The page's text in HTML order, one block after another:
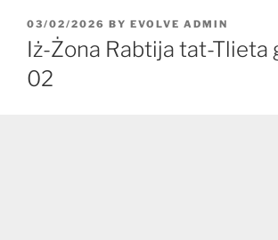
POSTED
ON
03/02/2026 BY EVOLVE ADMIN
Iż-Żona Rabtija tat-Tlieta
02